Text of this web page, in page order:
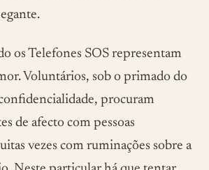
os Telefones SOS representam
Voluntários, sob o primado do
procuram
de afecto com pessoas
vezes com ruminações sobre a